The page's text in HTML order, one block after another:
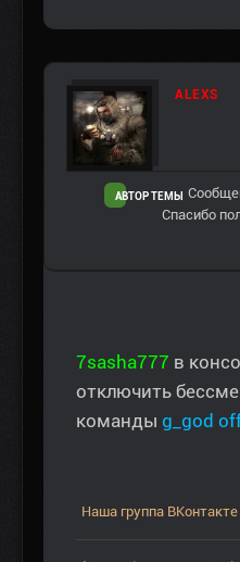
ALEXS
АВТОР ТЕМЫ
Спасибо
7sasha777 в
отключить
команды g_god
Наша группа